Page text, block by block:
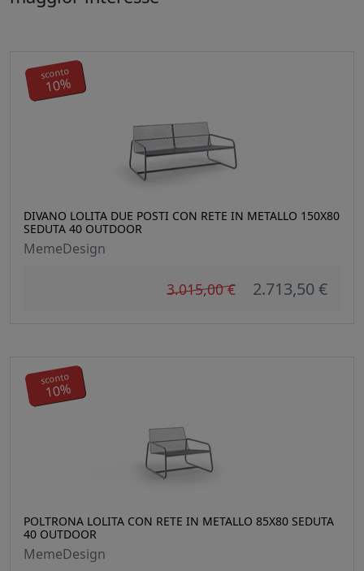
DIVANO LOLITA DUE POSTI CON RETE IN METALLO 150X80
SEDUTA 40 OUTDOOR
MemeDesign
3.015,00 € 2.713,50 €
sconto
10%
POLTRONA LOLITA CON RETE IN METALLO 85X80 SEDUTA
40 OUTDOOR
MemeDesign
sconto
10%